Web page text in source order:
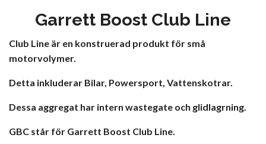
Garrett Boost Club Line
Club Line är en konstruerad produkt för små
motorvolymer.
Detta inkluderar Bilar, Powersport, Vattenskotrar.
Dessa aggregat har intern wastegate och glidlagrning.
GBC står för Garrett Boost Club Line.